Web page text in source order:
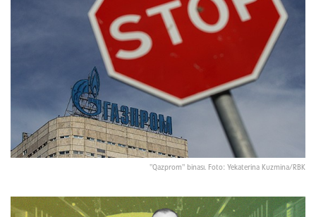
"Qazprom" binası. Foto: Yekaterina Kuzmina/RBK